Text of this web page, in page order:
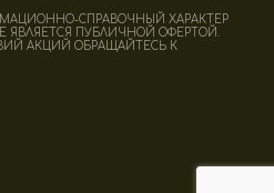
СПРАВОЧНЫЙ ХАРАКТЕР
ЯВЛЯЕТСЯ ПУБЛИЧНОЙ ОФЕРТОЙ.
АКЦИЙ ОБРАЩАЙТЕСЬ К